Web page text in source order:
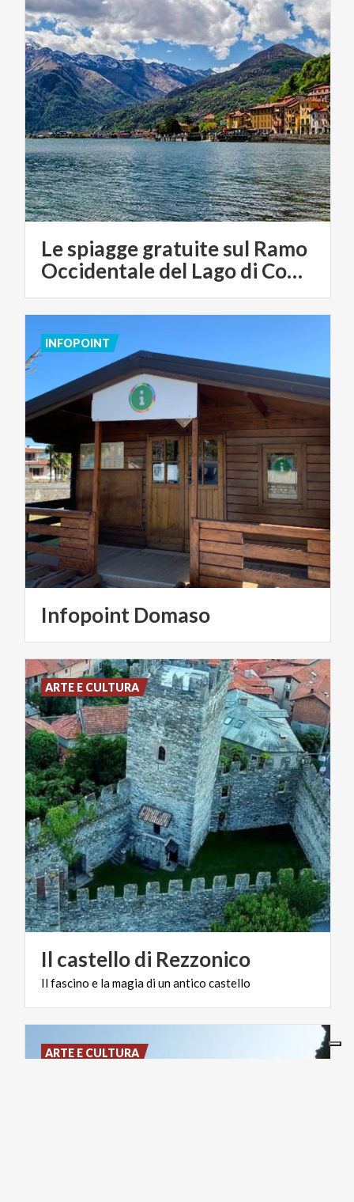
Le spiagge gratuite sul Ramo
Occidentale del Lago di Como
Infopoint Domaso
INFOPOINT
Il castellodi Rezzonico
Ilfascino e lamagiadiunantico castello
ARTE E CULTURA
ARTE E CULTURA